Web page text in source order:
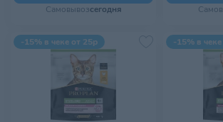
Самовывозсегодня
-15% в чеке от 25р -15% в